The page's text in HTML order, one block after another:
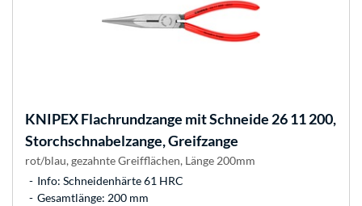
KNIPEXFlachrundzange mit Schneide 26 11 200,
Storchschnabelzange, Greifzange
rot/blau, gezahnte Greifflächen, Länge 200mm
Info: Schneidenhärte 61 HRC
Gesamtlänge: 200 mm